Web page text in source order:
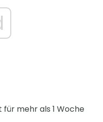
mehr als 1 Woche